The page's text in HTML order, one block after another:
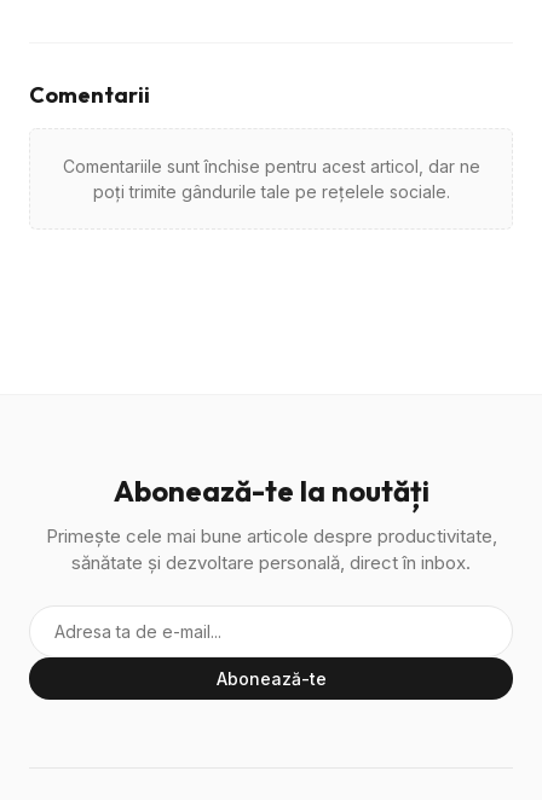
Comentarii
Comentariile sunt închise pentru acest articol, dar ne
poți trimite gândurile tale pe rețelele sociale.
Abonează-te la noutăți
Primește cele mai bune articole despre productivitate,
sănătate și dezvoltare personală, direct în inbox.
Abonează-te